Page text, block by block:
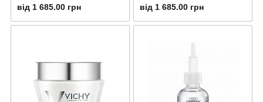
від 1 685.00 грн від 1 685.00 грн